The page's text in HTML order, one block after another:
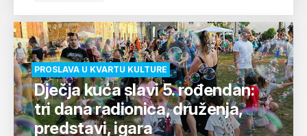
PROSLAVA U KVARTU KULTURE
Dječja kuća slavi 5. rođendan:
tri dana radionica, druženja,
predstavi, igara